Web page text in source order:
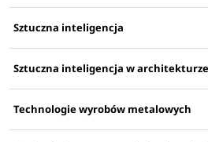
Sztuczna inteligencja
Sztuczna inteligencja w
Technologie wyrobów metalowych